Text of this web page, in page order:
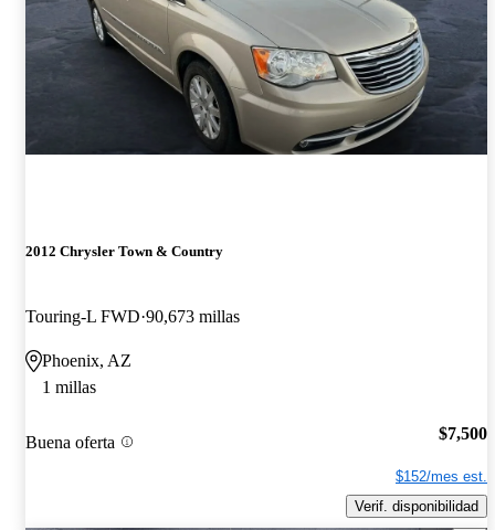
2012 Chrysler Town & Country
Touring-L FWD 90,673 millas
Phoenix, AZ
1 millas
Buena oferta $7,500
$152/mes est.
Verif. disponibilidad